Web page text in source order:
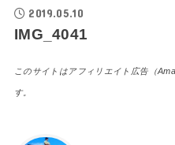
2019.05.10
IMG_4041
このサイトはアフィリエイト広告（
す。